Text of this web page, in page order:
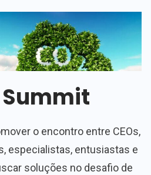
Summit
o encontro entre CEOs,
especialistas, entusiastas e
soluções no desafio de